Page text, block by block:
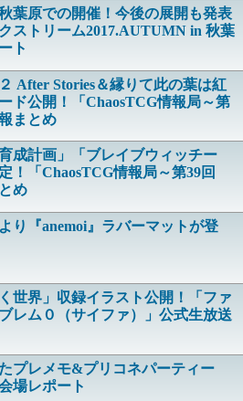
葉原での開催！今後の展開も発表
ストリーム2017.AUTUMN in 秋葉
ト
After Stories＆縁りて此の葉は紅
ド公開！「ChaosTCG情報局～第
まとめ
育成計画」「ブレイブウィッチー
！「ChaosTCG情報局～第39回
め
り『anemoi』ラバーマットが登
世界」収録イラスト公開！「ファ
レム０（サイファ）」公式生放送
プレメモ&プリコネパーティー
場レポート